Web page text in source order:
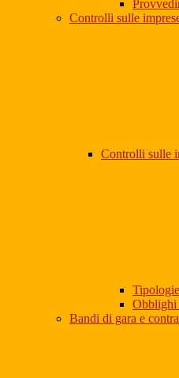
Controlli sulle
Controlli sulle
Obblighi
Bandi di gara e